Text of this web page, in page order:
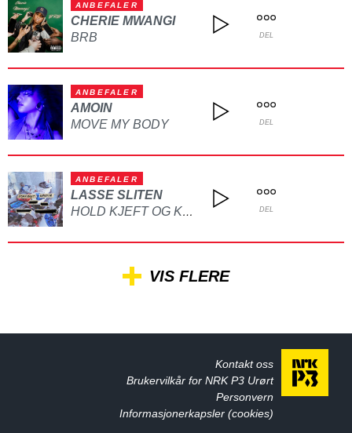
ANBEFALER
CHERIE MWANGI
BRB
DEL
ANBEFALER
AMOIN
MOVE MY BODY
DEL
ANBEFALER
LASSE SLITEN
HOLD KJEFT OG KYSS MEG DEL
VIS FLERE
Kontakt oss
Brukervilkår for NRK P3 Urørt
Personvern
Informasjonerkapsler (cookies)